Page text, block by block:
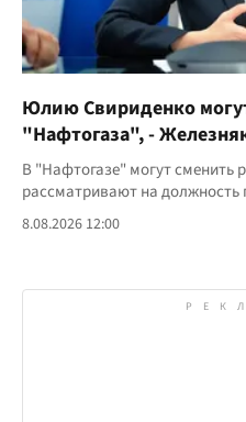
Юлию Свириденко
"Нафтогаза", -
В "Нафтогазе" могут сменить
рассматривают на должность
8.08.2026 12:00